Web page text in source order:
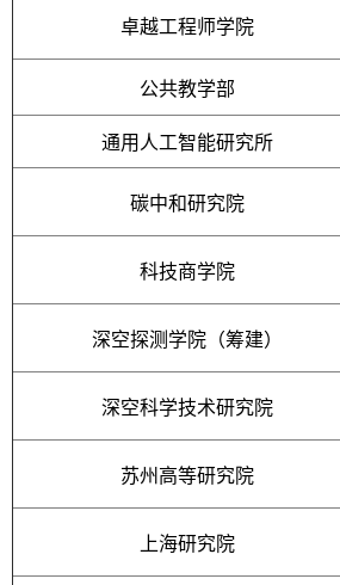
卓越工程师学院
公共教学部
通用人工智能研究所
碳中和研究院
科技商学院
深空探测学院（筹建）
深空科学技术研究院
苏州高等研究院
上海研究院